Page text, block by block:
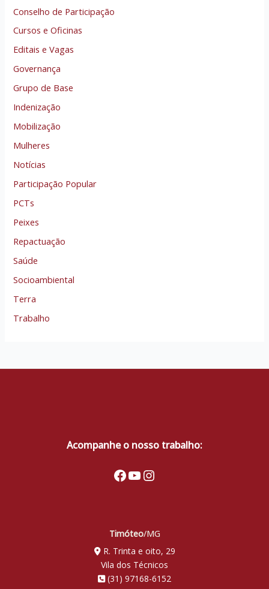
Conselho de Participação
Cursos e Oficinas
Editais e Vagas
Governança
Grupo de Base
Indenização
Mobilização
Mulheres
Notícias
Participação Popular
PCTs
Peixes
Repactuação
Saúde
Socioambiental
Terra
Trabalho
Acompanhe o nosso trabalho:
Facebook
Youtube
Instagram
Timóteo/MG
R. Trinta e oito, 29
Vila dos Técnicos
(31) 97168-6152